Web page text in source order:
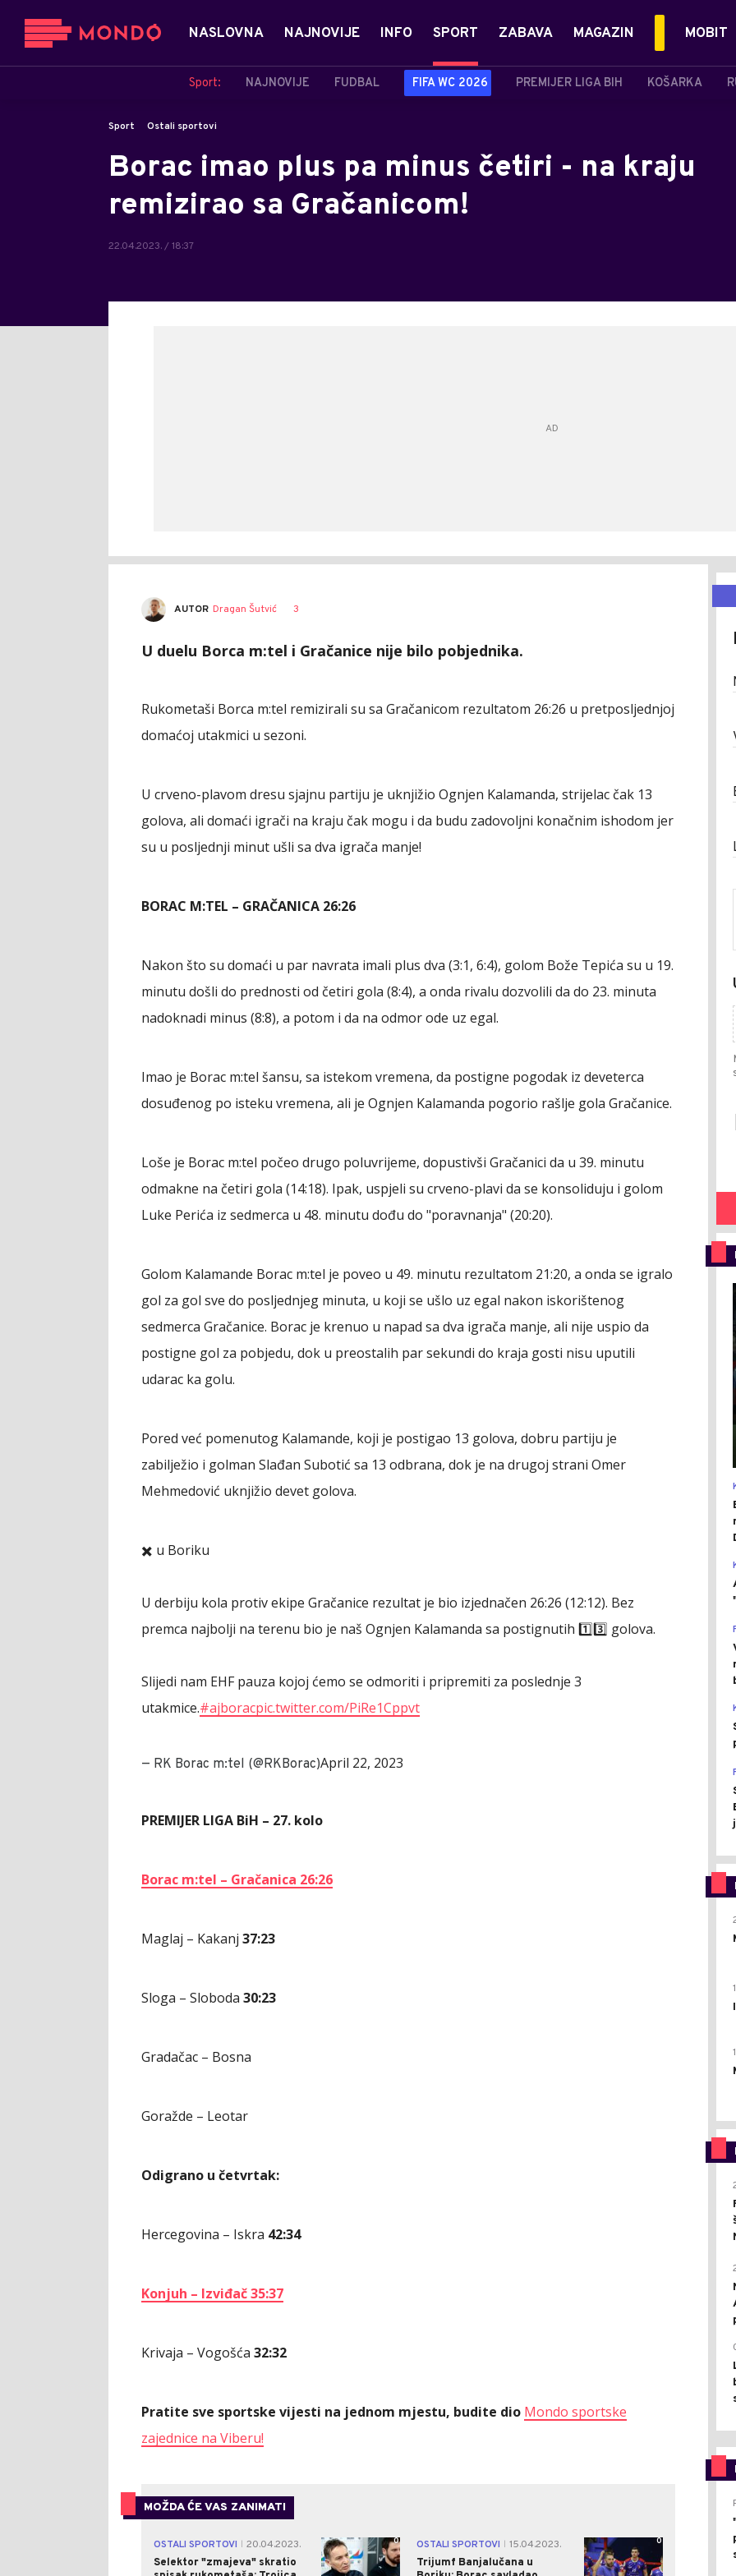
NASLOVNA NAJNOVIJE INFO SPORT
Sport: NAJNOVIJE FUDBAL FIFA WC 2026 PREMIJER LIGA BIH KOŠARKA
ZABAVA MAGAZIN MOBIT
Sport Ostali sportovi
Borac imao plus pa minus četiri - na kraju
remizirao sa Gračanicom!
22.04.2023. / 18:37
AUTOR Dragan Šutvić 3
U duelu Borca m:tel i Gračanice nije bilo pobjednika.
Rukometaši Borca m:tel remizirali su sa Gračanicom rezultatom 26:26 u pretposljednjoj
domaćoj utakmici u sezoni.
U crveno-plavom dresu sjajnu partiju je uknjižio Ognjen Kalamanda, strijelac čak 13
golova, ali domaći igrači na kraju čak mogu i da budu zadovoljni konačnim ishodom jer
su u posljednji minut ušli sa dva igrača manje!
BORAC M:TEL – GRAČANICA 26:26
Nakon što su domaći u par navrata imali plus dva (3:1, 6:4), golom Bože Tepića su u 19.
minutu došli do prednosti od četiri gola (8:4), a onda rivalu dozvolili da do 23. minuta
nadoknadi minus (8:8), a potom i da na odmor ode uz egal.
Imao je Borac m:tel šansu, sa istekom vremena, da postigne pogodak iz deveterca
dosuđenog po isteku vremena, ali je Ognjen Kalamanda pogorio rašlje gola Gračanice.
Loše je Borac m:tel počeo drugo poluvrijeme, dopustivši Gračanici da u 39. minutu
odmakne na četiri gola (14:18). Ipak, uspjeli su crveno-plavi da se konsoliduju i golom
Luke Perića iz sedmerca u 48. minutu dođu do "poravnanja" (20:20).
Golom Kalamande Borac m:tel je poveo u 49. minutu rezultatom 21:20, a onda se igralo
gol za gol sve do posljednjeg minuta, u koji se ušlo uz egal nakon iskorištenog
sedmerca Gračanice. Borac je krenuo u napad sa dva igrača manje, ali nije uspio da
postigne gol za pobjedu, dok u preostalih par sekundi do kraja gosti nisu uputili
udarac ka golu.
Pored već pomenutog Kalamande, koji je postigao 13 golova, dobru partiju je
zabilježio i golman Slađan Subotić sa 13 odbrana, dok je na drugoj strani Omer
Mehmedović uknjižio devet golova.
✖️ u Boriku
U derbiju kola protiv ekipe Gračanice rezultat je bio izjednačen 26:26 (12:12). Bez
premca najbolji na terenu bio je naš Ognjen Kalamanda sa postignutih 1️⃣3️⃣ golova.
Slijedi nam EHF pauza kojoj ćemo se odmoriti i pripremiti za poslednje 3
utakmice.#ajboracpic.twitter.com/PiRe1Cppvt
— RK Borac m:tel (@RKBorac)April 22, 2023
PREMIJER LIGA BiH – 27. kolo
Borac m:tel – Gračanica 26:26
Maglaj – Kakanj 37:23
Sloga – Sloboda 30:23
Gradačac – Bosna
Goražde – Leotar
Odigrano u četvrtak:
Hercegovina – Iskra 42:34
Konjuh – Izviđač 35:37
Krivaja – Vogošća 32:32
Pratite sve sportske vijesti na jednom mjestu, budite dio Mondo sportske
zajednice na Viberu!
MOŽDA ĆE VAS ZANIMATI
OSTALI SPORTOVI
20.04.2023.
Selektor "zmajeva" skratio
0 OSTALI SPORTOVI
15.04.2023.
Trijumf Banjalučana u
0